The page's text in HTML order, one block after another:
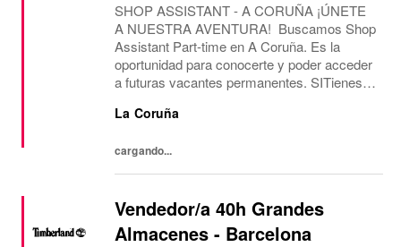
SHOP ASSISTANT - A CORUÑA ¡ÚNETE
A NUESTRA AVENTURA! Buscamos Shop
Assistant Part-time en A Coruña. Es la
oportunidad para conocerte y poder acceder
a futuras vacantes permanentes. SITienes
Assistant, en marcas con un formato de
La Coruña
cargando...
Vendedor/a 40h Grandes
Almacenes - Barcelona